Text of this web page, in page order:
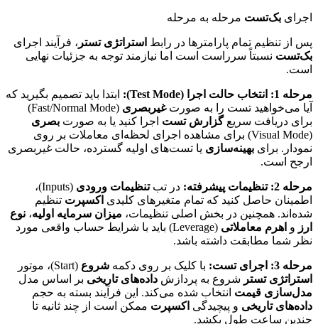
اجرای بک‌تست مرحله به مرحله
پس از تنظیم تمام پارامترها در رابط استراتژی تستر ، فرآیند اجرای
بک‌تست نسبتاً سرراست است اما نیازمند توجه به جزئیات نهایی
است.
مرحله 1: انتخاب حالت اجرا (Test Mode):
ابتدا باید تصمیم بگیرید که
آیا می‌خواهید تست را به صورتغیربصری
(Fast/Normal Mode)
برای دریافت سریعگزارش تست اجرا کنید یا به صورت بصری
(Visual Mode) برای مشاهده اجرای لحظه‌ای معاملات بر روی
نمودار. برای بهینه‌سازی یا تست‌های اولیه گسترده، حالت غیربصری
ارجح است.
مرحله 2: تنظیمات پیشرفته: در تبتنظیمات ورودی
(Inputs)،
اطمینان حاصل کنید که تمام متغیرهای کلیدی اکسپرت تنظیم
شده‌اند. همچنین در بخش اصلی تنظیمات، میزان سرمایه اولیه، نوع
ارز و اهرم معاملاتی
(Leverage) باید با شرایط حساب واقعی مورد
نظر شما مطابقت داشته باشد.
مرحله 3: اجرای تست: با کلیک بر روی دکمه شروع (Start)، موتور
استراتژی تستر شروع به پردازش داده‌های تاریخی بر اساس مدل
مدل‌سازی قیمت انتخاب شده می‌کند. این فرآیند بسته به حجم
داده‌های تاریخی و پیچیدگی اکسپرت ممکن است از چند ثانیه تا
چندین ساعت طول بکشد.